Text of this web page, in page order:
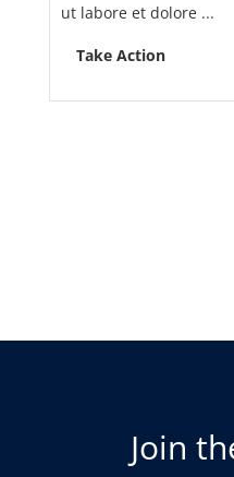
ut labore et dolore ...
Take Action
Join